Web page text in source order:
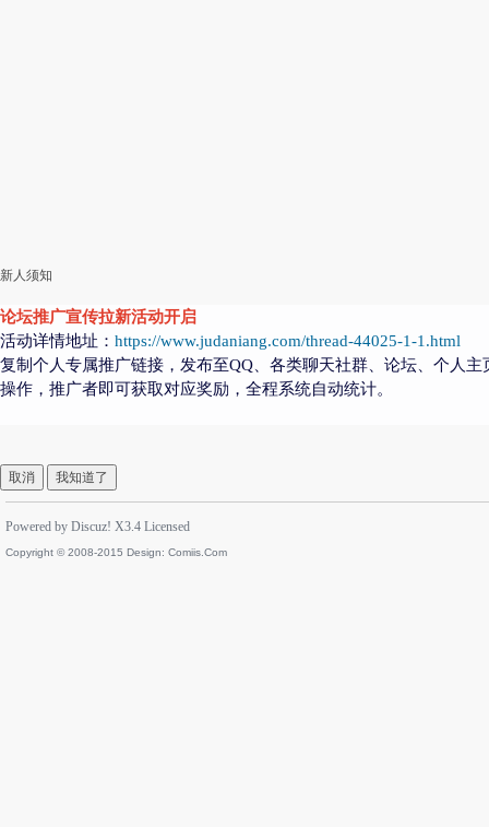
新人须知
论坛推广宣传拉新活动开启
活动详情地址： https://www.judaniang.com/thread-44025-1-1.html
复制个人专属推广链接，发布至QQ、各类聊天社群、论坛、个人
操作，推广者即可获取对应奖励，全程系统自动统计。
取消 我知道了
Powered by Discuz! X3.4 Licensed
Copyright © 2008-2015 Design: Comiis.Com